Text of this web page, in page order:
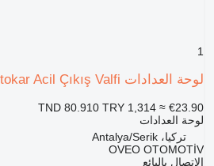
1
لوحة العدادات Otokar Acil Çıkış Valfi
TND 80.910 TRY 1,314 ≈ €23.90
لوحة العدادات
تركيا، Antalya/Serik
OVEO OTOMOTİV
الاتصال بالبائع